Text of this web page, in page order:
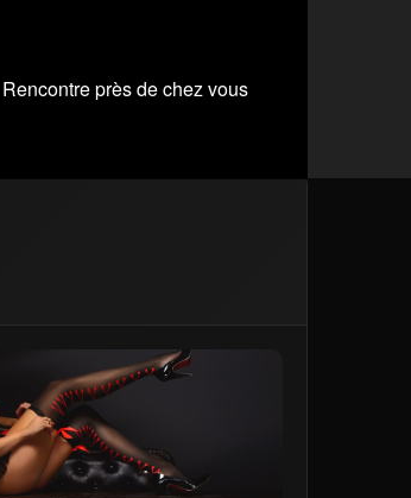
Rencontre près de chez vous